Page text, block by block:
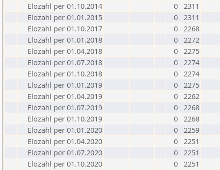
Elozahl per 01.10.2014
0 2311
Elozahl per 01.01.2015
0 2311
Elozahl per 01.10.2017
0 2268
Elozahl per 01.01.2018
0 2272
Elozahl per 01.04.2018
0 2275
Elozahl per 01.07.2018
0 2274
Elozahl per 01.10.2018
0 2274
Elozahl per 01.01.2019
0 2275
Elozahl per 01.04.2019
0 2262
Elozahl per 01.07.2019
0 2268
Elozahl per 01.10.2019
0 2268
Elozahl per 01.01.2020
0 2259
Elozahl per 01.04.2020
0 2251
Elozahl per 01.07.2020
0 2251
Elozahl per 01.10.2020
0 2251